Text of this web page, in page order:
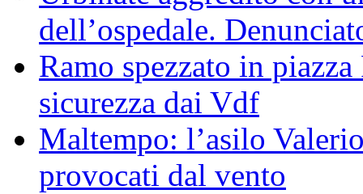
dell’ospedale.
Ramo spezzato in
sicurezza dai Vdf
Maltempo: l’asilo
provocati dal vento